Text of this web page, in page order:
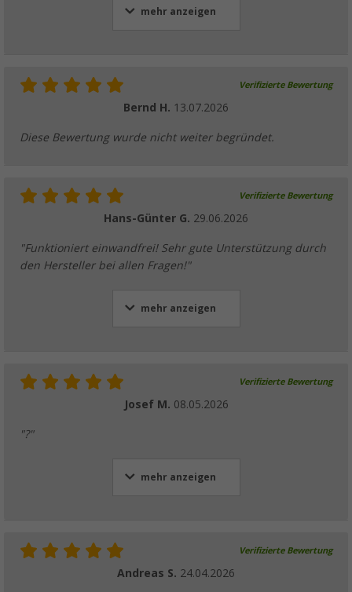
mehr anzeigen
Verifizierte Bewertung
Bernd H. 13.07.2026
Diese Bewertung wurde nicht weiter begründet.
Verifizierte Bewertung
Hans-Günter G. 29.06.2026
"Funktioniert einwandfrei! Sehr gute Unterstützung durch
den Hersteller bei allen Fragen!"
mehr anzeigen
Verifizierte Bewertung
Josef M. 08.05.2026
"?"
mehr anzeigen
Verifizierte Bewertung
Andreas S. 24.04.2026